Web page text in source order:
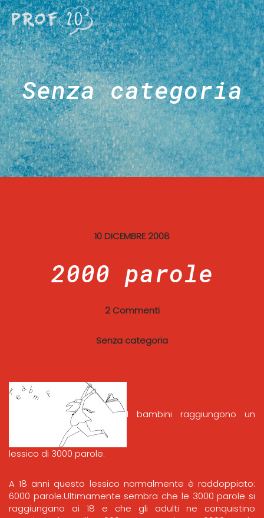
Senza categoria
10 DICEMBRE 2008
2000 parole
2 Commenti
Senza categoria
I bambini raggiungono un
lessico di 3000 parole.
A 18 anni questo lessico normalmente è raddoppiato:
6000 parole.Ultimamente sembra che le 3000 parole si
raggiungano ai 18 e che gli adulti ne conquistino